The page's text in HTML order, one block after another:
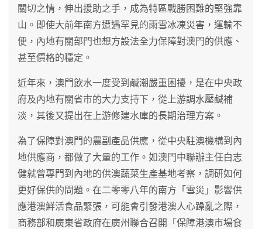
關切之情，伸出援助之手，成為特區戰勝困難的堅強靠
山。即使大前年南方遭遇罕見的雨雪冰凍災害，運輸不
便，內地有關部門也想方設法全力保障對澳門的供應、
甚至價格的穩定。
近年來，澳門飲水一度受到鹹潮嚴重困擾，是在中央政
府及內地有關省市的大力支持下，從上游調水壓鹹補
淡，其後又提出在上游修建水庫的長期治理方案。
為了保障對澳門的農副產品供應，從中央駐澳機構到內
地供應商，都做了大量的工作。如澳門中聯辦主任白志
健就曾專門到內地的供澳蔬菜生產基地考察，調研如何
更好保供的問題。在二零零八年的南方「雪災」影響供
應港澳鮮活食品緊張，可能會引發港澳人心躁亂之際，
商務部和廣東省政府在廣州聯合召開「保障港澳市場食